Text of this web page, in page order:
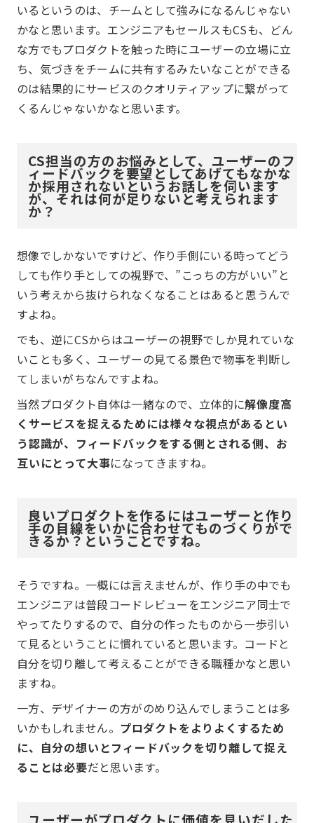
いるというのは、チームとして強みになるんじゃない
かなと思います。エンジニアもセールスもCSも、どん
な方でもプロダクトを触った時にユーザーの立場に立
ち、気づきをチームに共有するみたいなことができる
のは結果的にサービスのクオリティアップに繋がって
くるんじゃないかなと思います。
CS担当の方のお悩みとして、ユーザーのフ
ィードバックを要望としてあげてもなかな
か採用されないというお話しを伺います
が、それは何が足りないと考えられます
か？
想像でしかないですけど、作り手側にいる時ってどう
しても作り手としての視野で、”こっちの方がいい”と
いう考えから抜けられなくなることはあると思うんで
すよね。
でも、逆にCSからはユーザーの視野でしか見れていな
いことも多く、ユーザーの見てる景色で物事を判断し
てしまいがちなんですよね。
当然プロダクト自体は一緒なので、立体的に解像度高
くサービスを捉えるためには様々な視点があるとい
う認識が、フィードバックをする側とされる側、お
互いにとって大事になってきますね。
良いプロダクトを作るにはユーザーと作り
手の目線をいかに合わせてものづくりがで
きるか？ということですね。
そうですね。一概には言えませんが、作り手の中でも
エンジニアは普段コードレビューをエンジニア同士で
やってたりするので、自分の作ったものから一歩引い
て見るということに慣れていると思います。コードと
自分を切り離して考えることができる職種かなと思い
ますね。
一方、デザイナーの方がのめり込んでしまうことは多
いかもしれません。 プロダクトをよりよくするため
に、自分の想いとフィードバックを切り離して捉え
ることは必要だと思います。
ユーザーがプロダクトに価値を見いだした